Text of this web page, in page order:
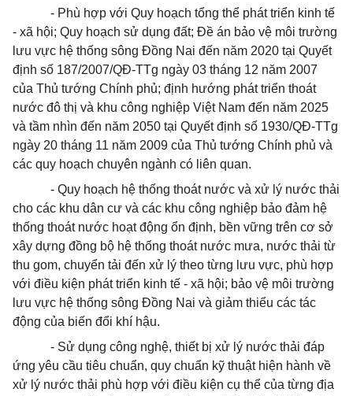
- Phù hợp với Quy hoạch tổng thể phát triển kinh tế
- xã hội; Quy hoạch sử dụng đất; Đề án bảo vệ môi trường
lưu vực hệ thống sông Đồng Nai đến năm 2020 tại Quyết
định số 187/2007/QĐ-TTg ngày 03 tháng 12 năm 2007
của Thủ tướng Chính phủ; định hướng phát triển thoát
nước đô thị và khu công nghiệp Việt Nam đến năm 2025
và tầm nhìn đến năm 2050 tại Quyết định số 1930/QĐ-TTg
ngày 20 tháng 11 năm 2009 của Thủ tướng Chính phủ và
các quy hoạch chuyên ngành có liên quan.
- Quy hoạch hệ thống thoátnước và xử lý nước thải
cho các khu dân cư và các khu công nghiệp bảo đảm hệ
thống thoátnước hoạt động ổn định, bền vững trên cơ sở
xây dựng đồng bộ hệ thống thoátnước mưa, nước thải từ
thu gom, chuyển tải đến xử lý theo từng lưu vực, phù hợp
với điều kiện phát triển kinh tế - xã hội; bảo vệ môi trường
lưu vực hệ thống sông Đồng Nai và giảm thiểu các tác
động của biến đổi khí hậu.
- Sử dụng công nghệ, thiết bị xử lý nước thải đáp
ứng yêu cầu tiêu chuẩn, quy chuẩn kỹ thuật hiện hành về
xử lý nước thải phù hợp với điều kiện cụ thể của từng địa